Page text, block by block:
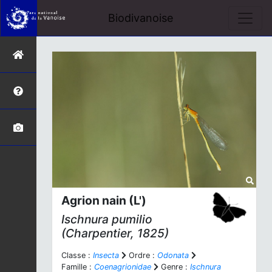
Biodivanoise
Agrion nain (L')
Ischnura pumilio
(Charpentier, 1825)
Classe : Insecta Ordre : Odonata
Famille : Coenagrionidae Genre : Ischnura